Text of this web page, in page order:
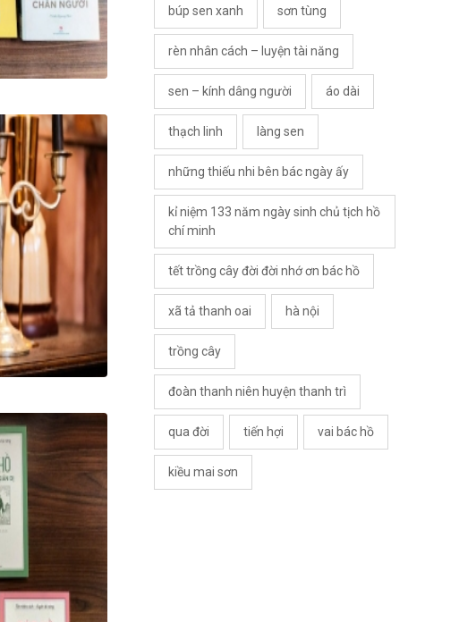
búp sen xanh sơn tùng
rèn nhân cách – luyện tài năng
sen – kính dâng người áo dài
thạch linh làng sen
những thiếu nhi bên bác ngày ấy
kỉ niệm 133 năm ngày sinh chủ tịch hồ
chí minh
tết trồng cây đời đời nhớ ơn bác hồ
xã tả thanh oai hà nội
trồng cây
đoàn thanh niên huyện thanh trì
qua đời tiến hợi vai bác hồ
kiều mai sơn